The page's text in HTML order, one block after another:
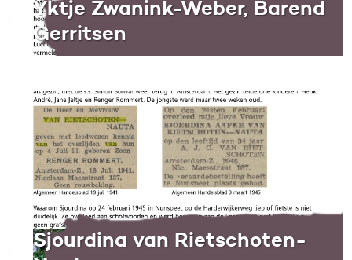
Yktje Zwanink-Weber, Barend
Gerritsen
Sjourdina van Rietschoten-